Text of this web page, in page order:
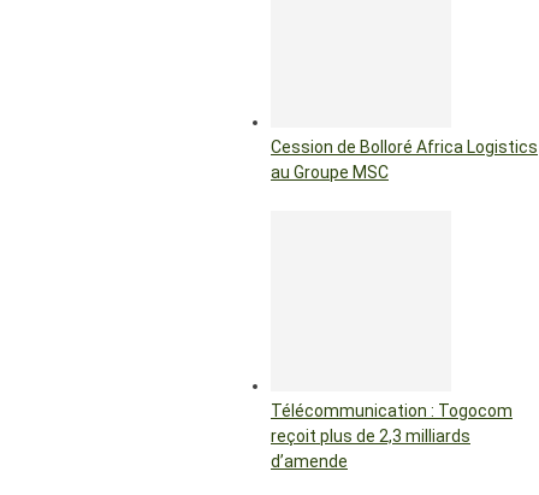
Cession de Bolloré Africa Logistics
au Groupe MSC
Télécommunication : Togocom
reçoit plus de 2,3 milliards
d’amende